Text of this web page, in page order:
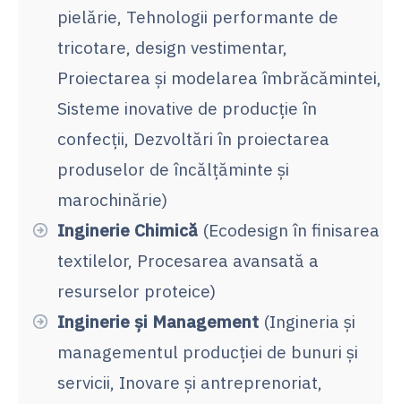
pielărie, Tehnologii performante de
tricotare, design vestimentar,
Proiectarea și modelarea îmbrăcămintei,
Sisteme inovative de producție în
confecții, Dezvoltări în proiectarea
produselor de încălțăminte și
marochinărie)
Inginerie Chimică (Ecodesign în finisarea
textilelor, Procesarea avansată a
resurselor proteice)
Inginerie și Management (Ingineria și
managementul producției de bunuri și
servicii, Inovare și antreprenoriat,